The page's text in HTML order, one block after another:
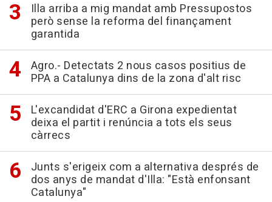
Illa arriba a mig mandat amb Pressupostos
però sense la reforma del finançament
garantida
Agro.- Detectats 2 nous casos positius de
PPA a Catalunya dins de la zona d'alt risc
L'excandidat d'ERC a Girona expedientat
deixa el partit i renúncia a tots els seus
càrrecs
Junts s'erigeix com a alternativa després de
dos anys de mandat d'Illa: "Està enfonsant
Catalunya"